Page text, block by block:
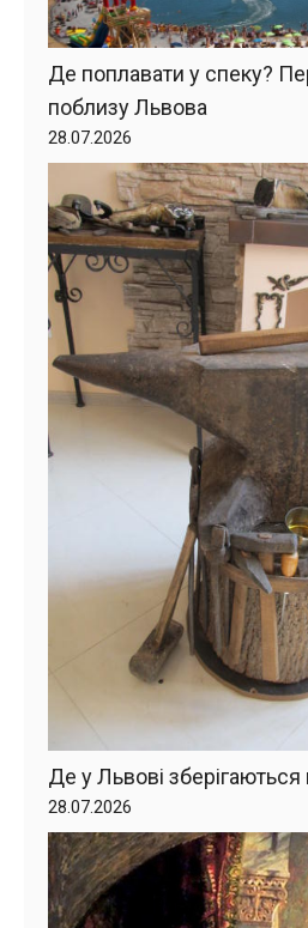
Де поплавати у спеку?
поблизу Львова
28.07.2026
Де у Львові
28.07.2026